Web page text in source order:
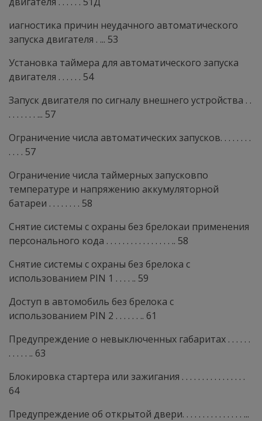
иагностика причин неудачного автоматического
запуска двигателя . ... 53
Установка таймера для автоматического запуска
двигателя . . . . . . 54
Запуск двигателя по сигналу внешнего устройства . .
. . . . . . . ... 57
Ограничение числа автоматических запусков. . . . . . . .
. . . . 57
Ограничение числа таймерных запусковпо
температуре и напряжению аккумуляторной
батареи . . . . . . . . 58
Снятие системы с охраны без брелокаи применения
персонального кода . . . . . . . . . . . . . . . . .. 58
Снятие системы с охраны без брелока с
использованием PIN 1 . . . . .. 59
Доступ в автомобиль без брелока с
использованием PIN 2 . . . . . . .. 61
Предупреждение о невыключенных габаритах . . . . . .
. . . . . .. 63
Блокировка стартера или зажигания . . . . . . . . . . . . . . . .
64
Предупреждение об открытой двери. . . . . . . . . . . . . . . ...